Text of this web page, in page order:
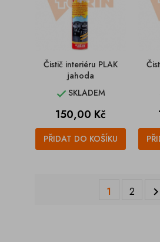
Čistič interiéru PLAK
jahoda
SKLADEM
Cena
150,00 Kč
PŘIDAT DO KOŠÍKU
1 2 